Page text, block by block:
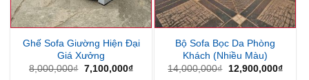
Ghế Sofa Giường Hiện Đại
Giá Xưởng
8,000,000₫ Giá
7,100,000₫Giá
Bộ Sofa Bọc Da Phòng
Khách (Nhiều Màu)
14,000,000₫
Giá
12,900,000₫Giá